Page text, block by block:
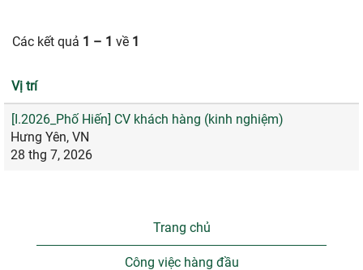
Các kết quả 1 – 1 về 1
Vị trí
[I.2026_Phố Hiến] CV khách hàng (kinh nghiệm)
Hưng Yên, VN
28 thg 7, 2026
Trang chủ
Công việc hàng đầu